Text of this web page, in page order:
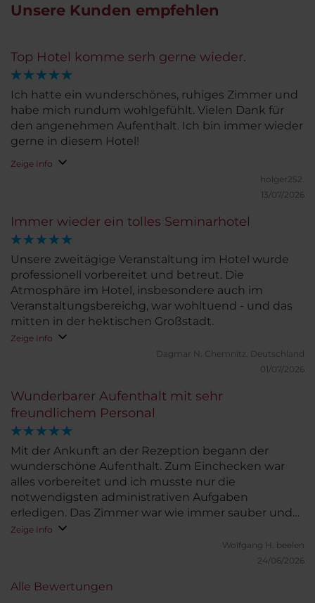
Unsere Kunden empfehlen
Top Hotel komme serh gerne wieder.
Ich hatte ein wunderschönes, ruhiges Zimmer und
habe mich rundum wohlgefühlt. Vielen Dank für
den angenehmen Aufenthalt. Ich bin immer wieder
gerne in diesem Hotel!
Zeige Info
holger252.
13/07/2026
Immer wieder ein tolles Seminarhotel
Unsere zweitägige Veranstaltung im Hotel wurde
professionell vorbereitet und betreut. Die
Atmosphäre im Hotel, insbesondere auch im
Veranstaltungsbereichg, war wohltuend - und das
mitten in der hektischen Großstadt.
Zeige Info
Dagmar N. Chemnitz, Deutschland
01/07/2026
Wunderbarer Aufenthalt mit sehr
freundlichem Personal
Mit der Ankunft an der Rezeption begann der
wunderschöne Aufenthalt. Zum Einchecken war
alles vorbereitet und ich musste nur die
notwendigsten administrativen Aufgaben
erledigen. Das Zimmer war wie immer sauber und
mit allen Erfordernissen ausgestattet. Vielfältiges
Frühstück, dass auch Nachhaltigkeitsprinzipien
füreinen hervorragenden Start in den Tag.
Zeige Info
Wolfgang H. beelen
24/06/2026
Alle Bewertungen